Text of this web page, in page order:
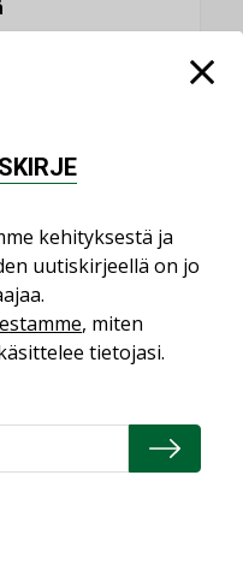
toimivaa
dokumenteista
kehityksestä ja
uutiskirjeellä on jo
, miten
tietojasi.